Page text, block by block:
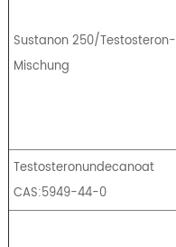
Sustanon 250/Testosteron-
Mischung
Testosteronundecanoat
CAS:5949-44-0